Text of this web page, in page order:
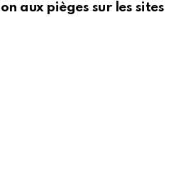
aux pièges sur les sites